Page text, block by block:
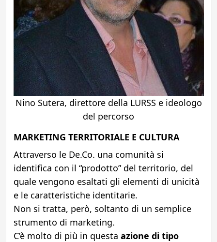
Nino Sutera, direttore della LURSS e ideologo
del percorso
MARKETING TERRITORIALE E CULTURA
Attraverso le De.Co. una comunità si
identifica con il “prodotto” del territorio, del
quale vengono esaltati gli elementi di unicità
e le caratteristiche identitarie.
Non si tratta, però, soltanto di un semplice
strumento di marketing.
C’è molto di più in questa azione di tipo